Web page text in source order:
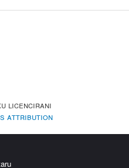
licencirani
Attribution